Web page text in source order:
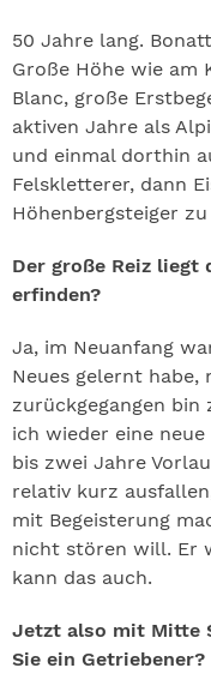
50 Jahre lang.
Große Höhe wie am
Blanc, große
aktiven Jahre als
und einmal dorthin
Felskletterer, dann
Höhenbergsteiger
Der große Reiz liegt
erfinden?
Ja, im Neuanfang
Neues gelernt habe,
zurückgegangen
ich wieder eine
bis zwei Jahre
relativ kurz
mit Begeisterung
nicht stören will. Er
kann das auch.
Jetzt also mit Mitte
Sie ein Getriebener?